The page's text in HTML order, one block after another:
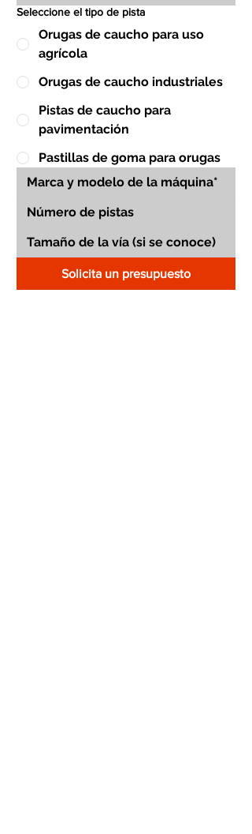
Seleccione el tipo de pista
Orugas de caucho para uso
agrícola
Orugas de caucho industriales
Pistas de caucho para
pavimentación
Pastillas de goma para orugas
Solicita un presupuesto